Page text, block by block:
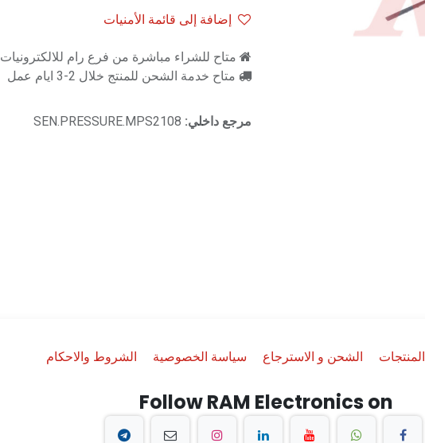
إضافة إلى قائمة الأمنيات
متاح للشراء مباشرة من فرع رام للالكترونيات
متاح خدمة الشحن للمنتج خلال 2-3 ايام عمل
مرجع داخلي: SEN.PRESSURE.MPS2108
المنتجات الشحن و الاسترجاع سياسة الخصوصية الشروط والاحكام
Follow RAM Electronics on